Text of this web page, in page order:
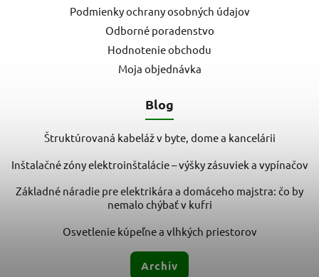
Podmienky ochrany osobných údajov
Odborné poradenstvo
Hodnotenie obchodu
Moja objednávka
Blog
Štruktúrovaná kabeláž v byte, dome a kancelárii
Inštalačné zóny elektroinštalácie – výšky zásuviek a vypínačov
Základné náradie pre elektrikára a domáceho majstra: čo by
nemalo chýbať v kufri
Osvetlenie kúpeľne a vlhkých priestorov
Archív